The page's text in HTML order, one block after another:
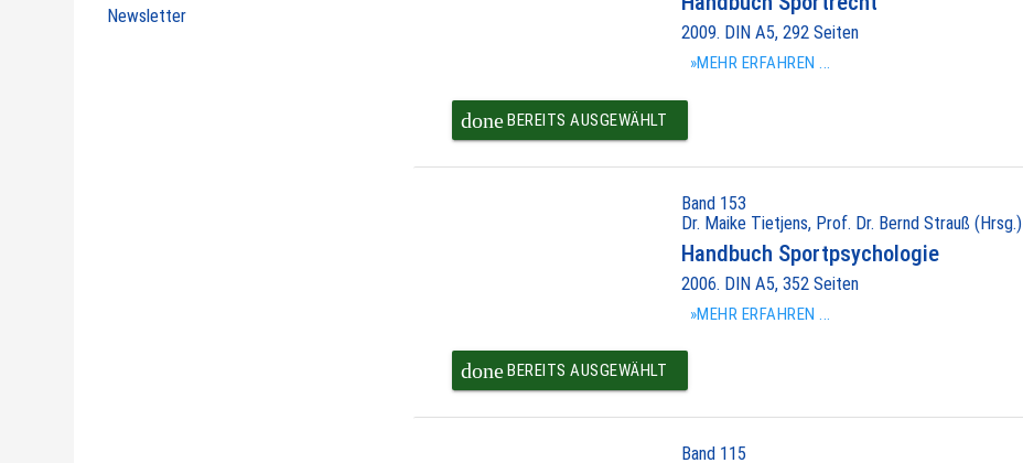
Newsletter
2009. DIN A5, 292 Seiten
»MEHR ERFAHREN ...
doneBEREITS AUSGEWÄHLT
Band 153
Dr. Maike Tietjens, Prof. Dr. Bernd Strauß (Hrsg.)
Handbuch Sportpsychologie
2006. DIN A5, 352 Seiten
»MEHR ERFAHREN ...
doneBEREITS AUSGEWÄHLT
Band 115